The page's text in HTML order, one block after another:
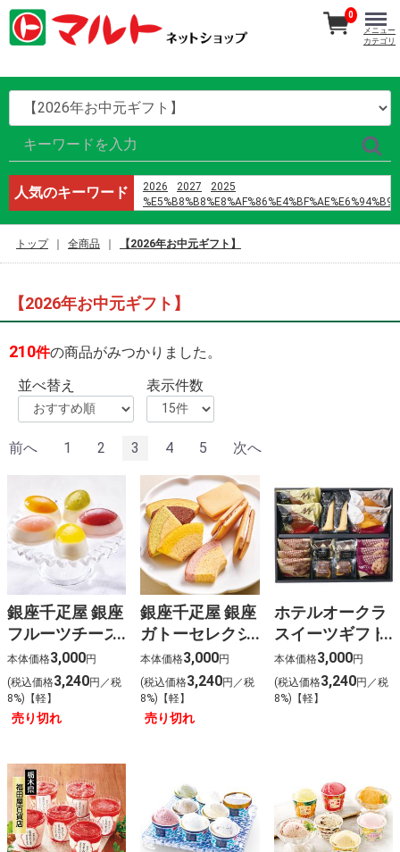
人気のキーワード 2026 2027
2025
%E5%B8%B8%E8%AF%86%E4%BF%AE%E6%94%B9
h%E6%96%87 %E4%B8%8D3p
%D9%8A%D8%A7%D9%88%D9%8A
%D8%A7%D9%84%D9%86%D8%B5%D9%84
%D8%A7%D9%84%D9%81%D8%B5%D9%84 42
%E8%A3%8F%E8%A1%A8
2024
%E5%91%A8%E5%8D%8E%E5%81%A5
%E6%AD%8C%E6%9B%B2
%E8%91%89%E9%85%B8
%E6%A5%BD%E5%BF%83
%E8%B0%B7%E4%B8%8A
%E4%BA%88%E7%B4%84
ardbeg y2k %E8%92%B8%E7%95%99%E6%89%80
%E3%82%B5 %E3%83%B3 %E3%83%A9
%E3%82%A4 %E3%82%BA %E5%87%BA
%E9%9B%B2%E3%80%80%E6%96%99%E9%87%91
0
メニュー
カテゴリ
トップ 全商品 【2026年お中元ギフト】
【2026年お中元ギフト】
210件の商品がみつかりました。
並べ替え
表示件数
前へ 1 2 3 4 5 次へ
銀座千疋屋 銀座
フルーツチーズ
ケーキ(8個)
本体価格3,000円
(税込価格3,240円／税
8%)【軽】
売り切れ
銀座千疋屋 銀座
ガトーセレクシ
ョン (15個)
本体価格3,000円
(税込価格3,240円／税
8%)【軽】
売り切れ
ホテルオークラ
スイーツギフト
セット(16個)
本体価格3,000円
(税込価格3,240円／税
8%)【軽】